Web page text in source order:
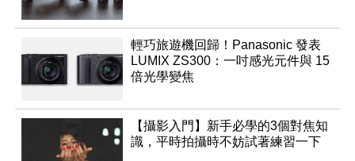
輕巧旅遊機回歸！Panasonic 發表
LUMIX ZS300：一吋感光元件與 15
倍光學變焦
【攝影入門】新手必學的3個對焦知
識，平時拍攝時不妨試著練習一下